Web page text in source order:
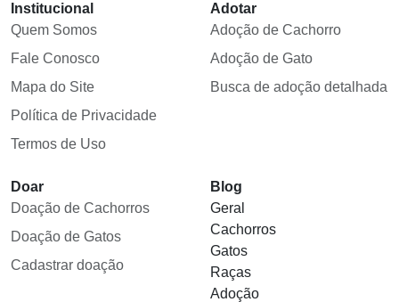
Institucional
Quem Somos
Fale Conosco
Mapa do Site
Política de Privacidade
Termos de Uso
Adotar
Adoção de Cachorro
Adoção de Gato
Busca de adoção detalhada
Doar
Doação de Cachorros
Doação de Gatos
Cadastrar doação
Blog
Geral
Cachorros
Gatos
Raças
Adoção